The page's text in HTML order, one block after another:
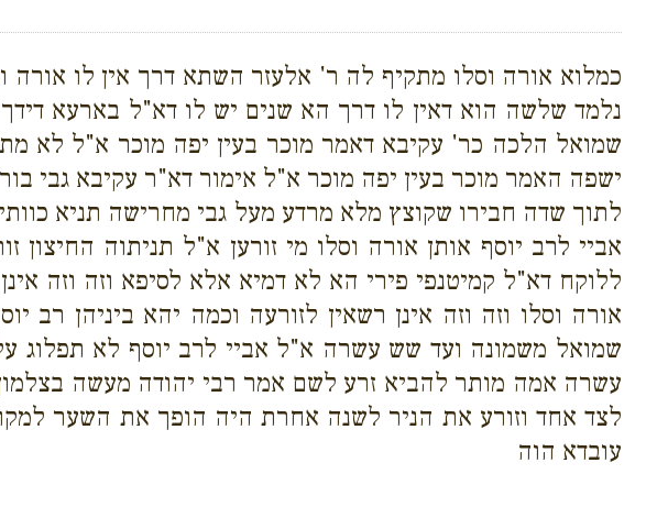
כמלוא אורה וסלו מתקיף לה ר' אלעזר השתא דרך אין לו אורה
נלמד שלשה הוא דאין לו דרך הא שנים יש לו דא"ל בארעא
שמואל הלכה כר' עקיבא דאמר מוכר בעין יפה מוכר א"ל לא
ישפה האמר מוכר בעין יפה מוכר א"ל אימור דא"ר עקיבא גבי
לתוך שדה חבירו שקוצץ מלא מרדע מעל גבי מחרישה תניא
אביי לרב יוסף אותן אורה וסלו מי זורען א"ל תניתוה
ללוקח דא"ל קמיטנפי פירי הא לא דמיא אלא לסיפא וזה וזה
אורה וסלו וזה וזה אינן רשאין לזורעה וכמה יהא ביניהן
שמואל משמונה ועד שש עשרה א"ל אביי לרב יוסף לא תפלוג
עשרה אמה מותר להביא זרע לשם אמר רבי יהודה מעשה
לצד אחד וזורע את הניר לשנה אחרת היה הופך את השער
עובדא הוה